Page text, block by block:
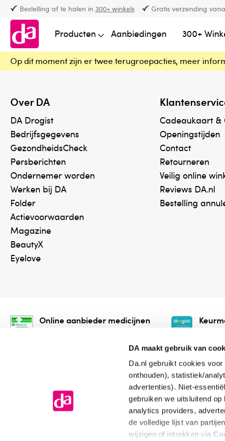
DA maakt gebruik van
Da.nl gebruikt cookies
onthouden), statistiek/
advertenties). Niet-
gebruiken we uitsluitend
analytics providers,
de volledige lijst van
wijzigen of intrekken via
Bestelling af te halen in 300+ winkels Gratis verzending
Producten Aanbiedingen 300+
Op dit moment zijn er twee terugroepacties, meer
Over DA
DA Drogist
Bedrijfsgegevens
GezondheidsCheck
Persberichten
Ondernemer worden
Werken bij DA
Folder
Actievoorwaarden
Magazine
BeautyX
Eyelove
Cadeaukaart &
Openingstijden
Contact
Retourneren
Veilig online
Reviews DA.nl
Bestelling
Online aanbieder medicijnen
onze webshop mag verkopen.
online.
Algemene voorwaarden